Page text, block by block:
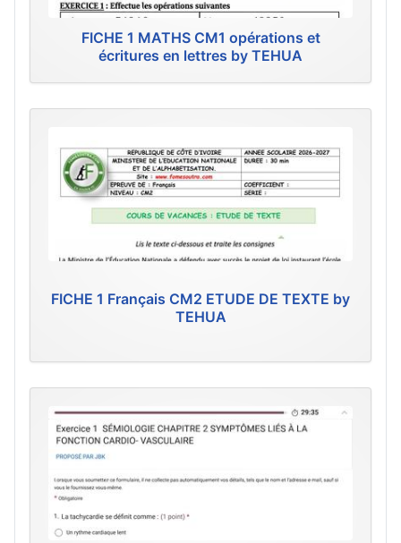
FICHE 1 MATHS CM1 opérations et
écritures en lettres by TEHUA
FICHE 1 Français CM2 ETUDE DE TEXTE by
TEHUA